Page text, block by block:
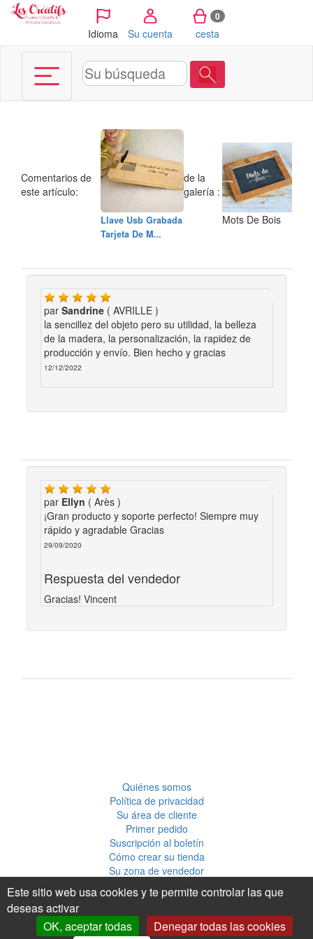
Idioma Su cuenta
0
cesta
Comentarios de
este artículo:
Llave Usb Grabada
Tarjeta De M...
de la
galería :
Mots De Bois
par Sandrine ( AVRILLE )
la sencillez del objeto pero su utilidad, la belleza
de la madera, la personalización, la rapidez de
producción y envío. Bien hecho y gracias
12/12/2022
par Ellyn ( Arès )
¡Gran producto y soporte perfecto! Siempre muy
rápido y agradable Gracias
29/09/2020
Respuesta del vendedor
Gracias! Vincent
Quiénes somos
Política de privacidad
Su área de cliente
Primer pedido
Suscripción al boletín
Cómo crear su tienda
Su zona de vendedor
Publicar una tarjeta creativa
Flux RSS
Panel de gestión de cookies
Este sitio web usa cookies y te permite controlar las que
deseas activar
OK, aceptar todas
Denegar todas las cookies